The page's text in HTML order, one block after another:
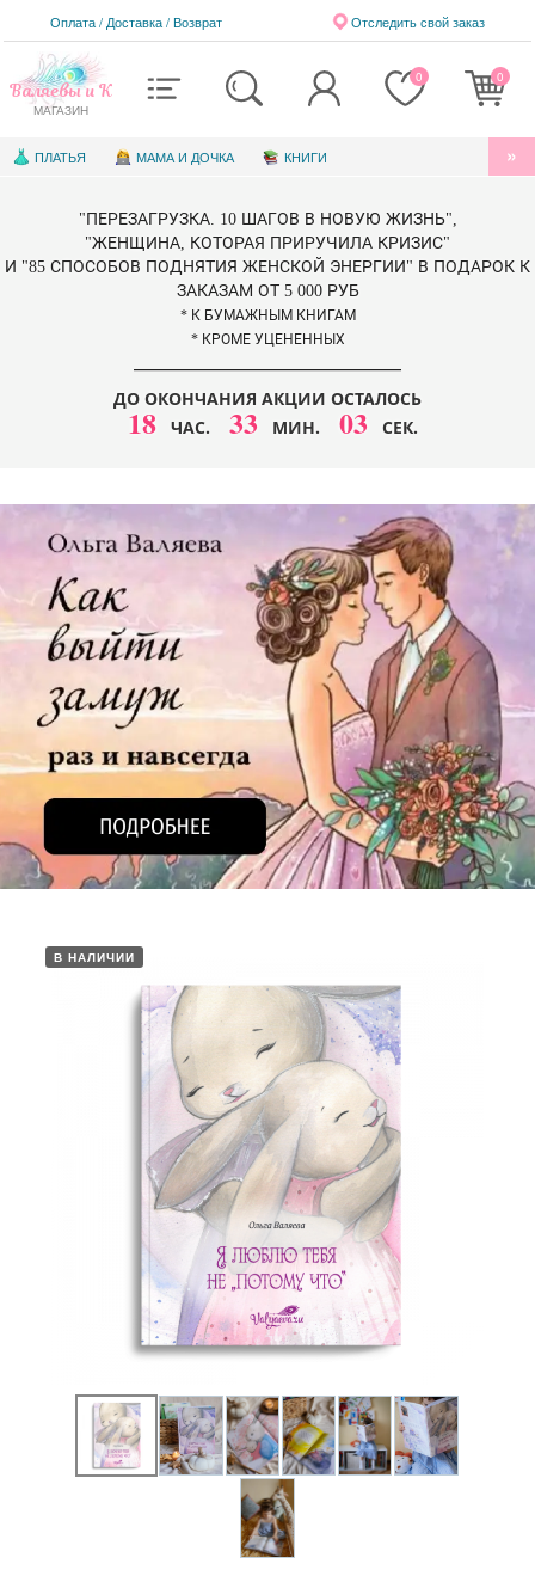
Валяевы и К
МАГАЗИН
Оплата / Доставка/Возврат Отследить свой заказ
0 0
ПЛАТЬЯ МАМА И ДОЧКА КНИГИ
КНИГИ ДЛЯ ДЕТЕЙ ЭЛЕКТРОННЫЕ КНИГИ
"ПЕРЕЗАГРУЗКА. 10 ШАГОВ В НОВУЮ ЖИЗНЬ",
"ЖЕНЩИНА, КОТОРАЯ ПРИРУЧИЛА КРИЗИС"
И "85 СПОСОБОВ ПОДНЯТИЯ ЖЕНСКОЙ ЭНЕРГИИ" В ПОДАРОК К
ЗАКАЗАМ ОТ 5 000 РУБ
* К БУМАЖНЫМ КНИГАМ
* КРОМЕ УЦЕНЕННЫХ
ДО ОКОНЧАНИЯ АКЦИИ ОСТАЛОСЬ
18 ЧАС. 33 МИН. 01 СЕК.
В НАЛИЧИИ